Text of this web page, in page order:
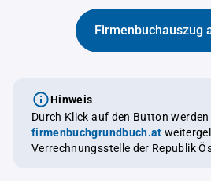
Firmenbuchauszug
Hinweis
Durch Klick auf den Button werden
firmenbuchgrundbuch.at weitergeleitet, eine offizielle
Verrechnungsstelle der Republik